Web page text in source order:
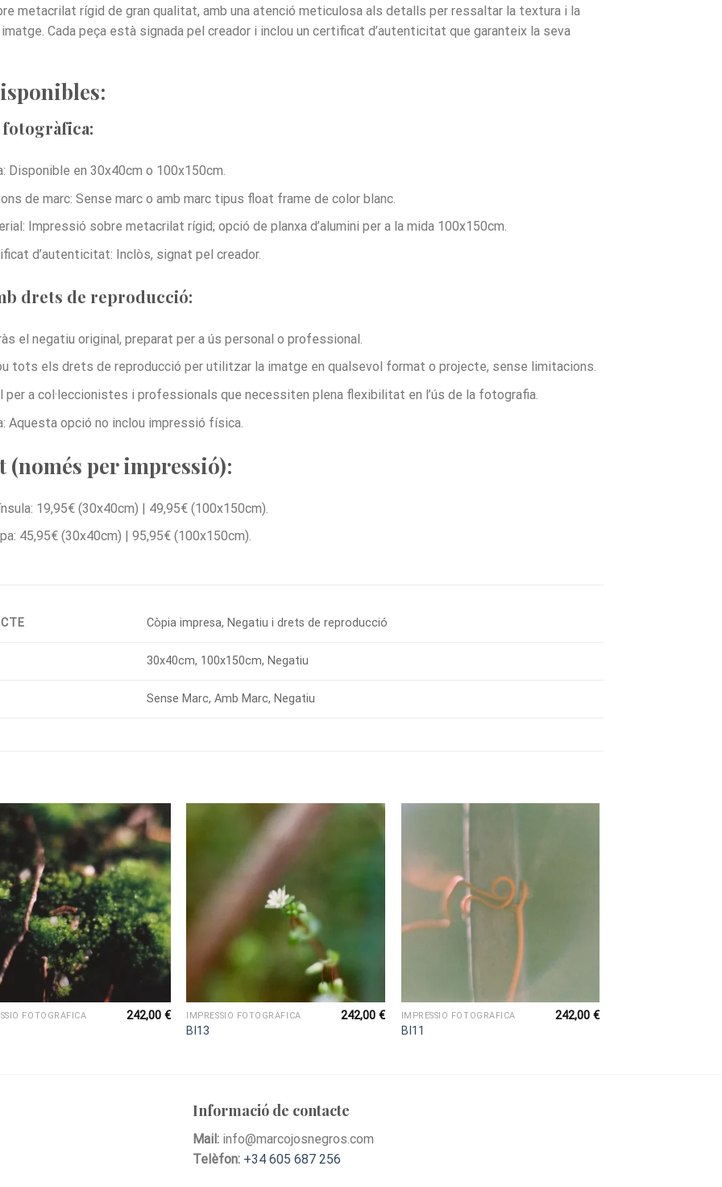
metacrilat rígid de gran qualitat, amb una atenció meticulosa als detalls per ressaltar la textura i la
Cada peça està signada pel creador i inclou un certificat d’autenticitat que garanteix la seva
Disponible en 30x40cm o 100x150cm.
de marc: Sense marc o amb marc tipus float frame de color blanc.
Impressió sobre metacrilat rígid; opció de planxa d’alumini per a la mida 100x150cm.
d’autenticitat: Inclòs, signat pel creador.
drets de reproducció:
el negatiu original, preparat per a ús personal o professional.
tots els drets de reproducció per utilitzar la imatge en qualsevol format o projecte, sense limitacions.
per a col·leccionistes i professionals que necessiten plena flexibilitat en l’ús de la fotografia.
Aquesta opció no inclou impressió física.
(només per impressió):
19,95€ (30x40cm) | 49,95€ (100x150cm).
45,95€ (30x40cm) | 95,95€ (100x150cm).
Còpia impresa, Negatiu i drets de reproducció
30x40cm, 100x150cm, Negatiu
Sense Marc, Amb Marc, Negatiu
FOTOGRÀFICA 242,00 € IMPRESSIÓ FOTOGRÀFICA
BI13
242,00 € IMPRESSIÓ FOTOGRÀFICA
BI11
242,00€
Informació de contacte
Mail: info@marcojosnegros.com
Telèfon: +34 605 687 256